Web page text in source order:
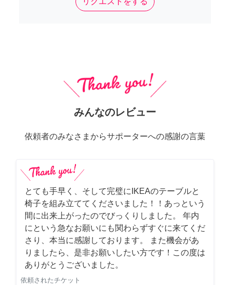
みんなのレビュー
依頼者のみなさまからサポーターへの感謝の言葉
とても手早く、そして完璧にIKEAのテーブルと
椅子を組み立ててくださいました！！あっという
間に出来上がったのでびっくりしました。 年内
にという急なお願いにも関わらずすぐに来てくだ
さり、本当に感謝しております。 また機会があ
りましたら、是非お願いしたい方です！この度は
ありがとうございました。
依頼されたチケット